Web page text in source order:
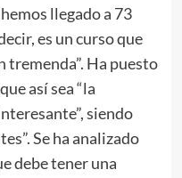
llegado a 73
es un curso que
tremenda”. Ha puesto
así sea “la
siendo
Se ha analizado
debe tener una